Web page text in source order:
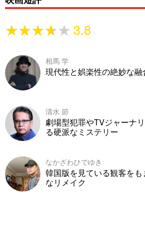
★★★★★
★★★★★ 3.8
相馬 学
現代性と娯楽性の絶妙な
清水 節
劇場型犯罪やTVジャーナ
る硬派なミステリー
なかざわひでゆき
韓国版を見ている観客を
なリメイク